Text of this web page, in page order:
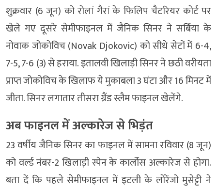
शुक्रवार (6 जून) को रोलां गैरां के फिलिप चैटरियर कोर्ट पर
खेले गए दूसरे सेमीफाइनल में जैनिक सिनर ने सर्बिया के
नोवाक जोकोविच (Novak Djokovic) को सीधे सेटों में 6-4,
7-5, 7-6 (3) से हराया. इतालवी खिलाड़ी सिनर ने छठी वरीयता
प्राप्त जोकोविच के खिलाफ ये मुकाबला 3 घंटा और 16 मिनट में
जीता. सिनर लगातार तीसरा ग्रैंड स्लैम फाइनल खेलेंगे.
अब फाइनल में अल्कारेज से भिड़ंत
23 वर्षीय जैनिक सिनर का फाइनल में सामना रविवार (8 जून)
को वर्ल्ड नंबर-2 खिलाड़ी स्पेन के कार्लोस अल्कारेज से होगा.
बता दें कि पहले सेमीफाइनल में इटली के लोरेंजो मुसेट्टी ने